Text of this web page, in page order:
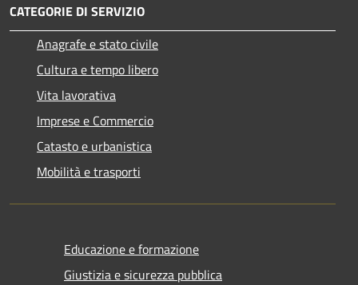
CATEGORIE DI SERVIZIO
Anagrafe e stato civile
Cultura e tempo libero
Vita lavorativa
Imprese e Commercio
Catasto e urbanistica
Mobilità e trasporti
Educazione e formazione
Giustizia e sicurezza pubblica